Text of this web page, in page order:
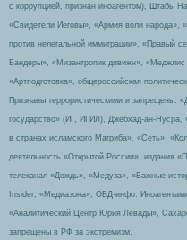
с коррупцией, признан иноагентом), Штабы
«Свидетели Иеговы», «Армия воли народа»,
против нелегальной иммиграции»,
Бандеры», «Мизантропик дивижн», «Меджлис
«Артподготовка», общероссийская
Признаны террористическими и запрещены:
государство» (ИГ, ИГИЛ), Джебхад-ан-
в странах исламского Магриба», «Сеть»,
деятельность «Открытой России», издания
телеканал «Дождь», «Медуза», «Важные
Insider, «Медиазона», ОВД-инфо.
«Аналитический Центр Юрия Левады»,
запрещены в РФ за экстремизм.